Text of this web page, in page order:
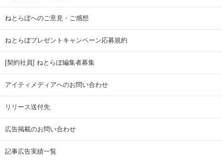
ねとらぼへのご意見・ご感想
ねとらぼプレゼントキャンペーン応募規約
[契約社員] ねとらぼ編集者募集
アイティメディアへのお問い合わせ
リリース送付先
広告掲載のお問い合わせ
記事広告実績一覧